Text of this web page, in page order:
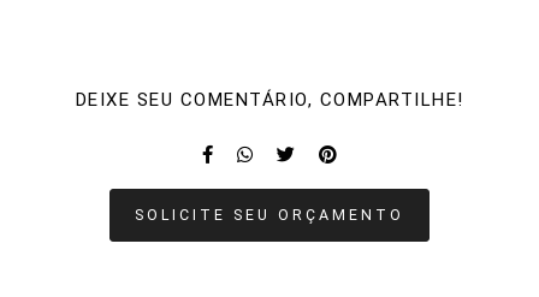
DEIXE SEU COMENTÁRIO, COMPARTILHE!
SOLICITE SEU ORÇAMENTO